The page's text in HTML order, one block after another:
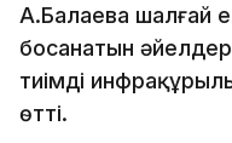
А.Балаева шалғай
босанатын
тиімді
өтті.